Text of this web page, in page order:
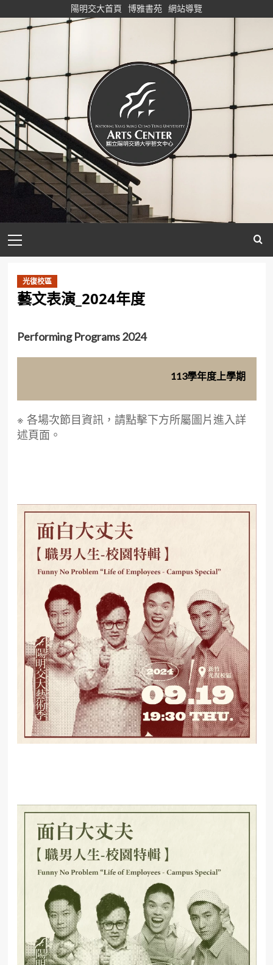
content
陽明交大首頁 博雅書苑 網站導覽
Menu
光復校區
藝文表演_2024年度
Performing Programs 2024
113學年度上學期
※ 各場次節目資訊，請點擊下方所屬圖片進入詳
述頁面。